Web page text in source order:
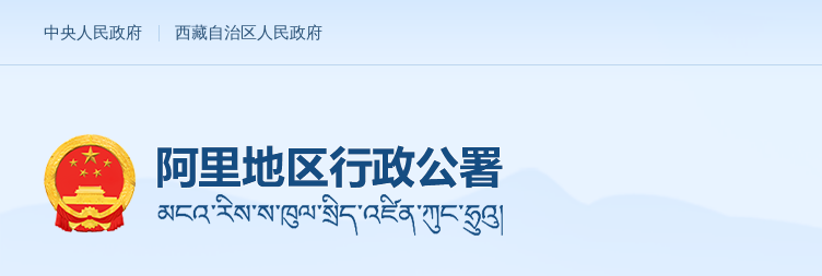
中央人民政府 西藏自治区人民政府